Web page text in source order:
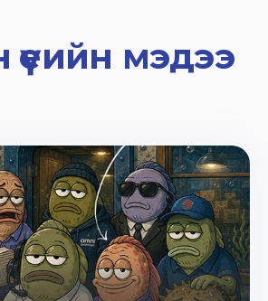
үеийн мэдээ